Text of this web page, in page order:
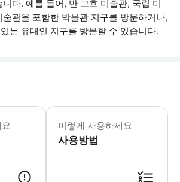
다. 예를 들어, 반 고흐 미술관, 국립 미
관을 포함한 박물관 지구를 방문하거나,
는 유대인 지구를 방문할 수 있습니다.
본 투어는 영어, 독일어, 이탈리아어,
이렇게 사용하세요
사용방법